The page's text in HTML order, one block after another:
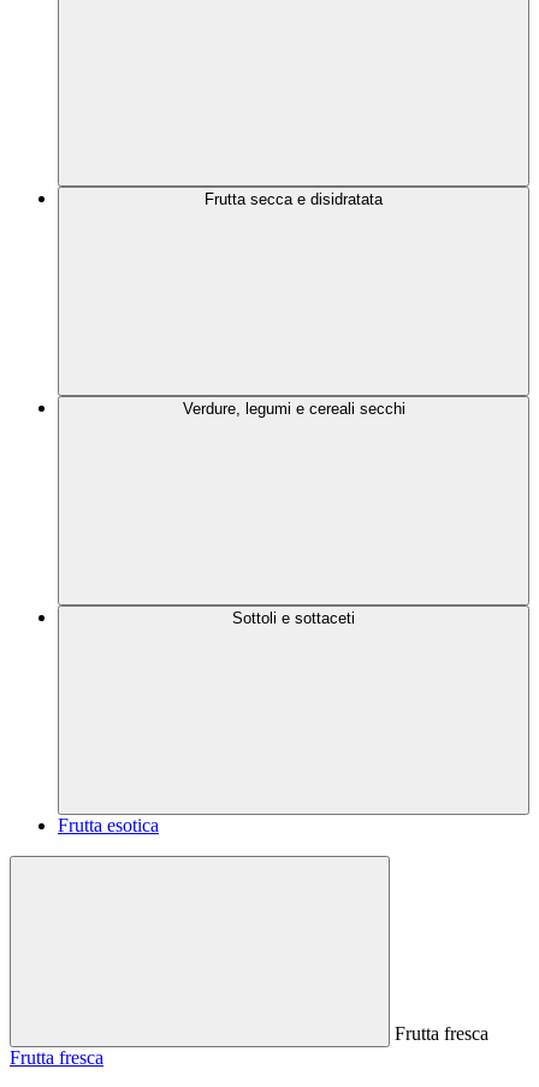
Frutta secca e disidratata
Verdure, legumi e cereali secchi
Sottoli e sottaceti
Frutta esotica
Frutta fresca
Frutta fresca